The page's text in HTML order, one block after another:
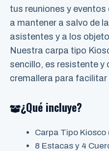
tus reuniones y
a mantener a salvo de
asistentes y a los
Nuestra carpa tipo
sencillo, es resistente y
cremallera para
¿Qué incluye?
Carpa Tipo
8 Estacas y 4